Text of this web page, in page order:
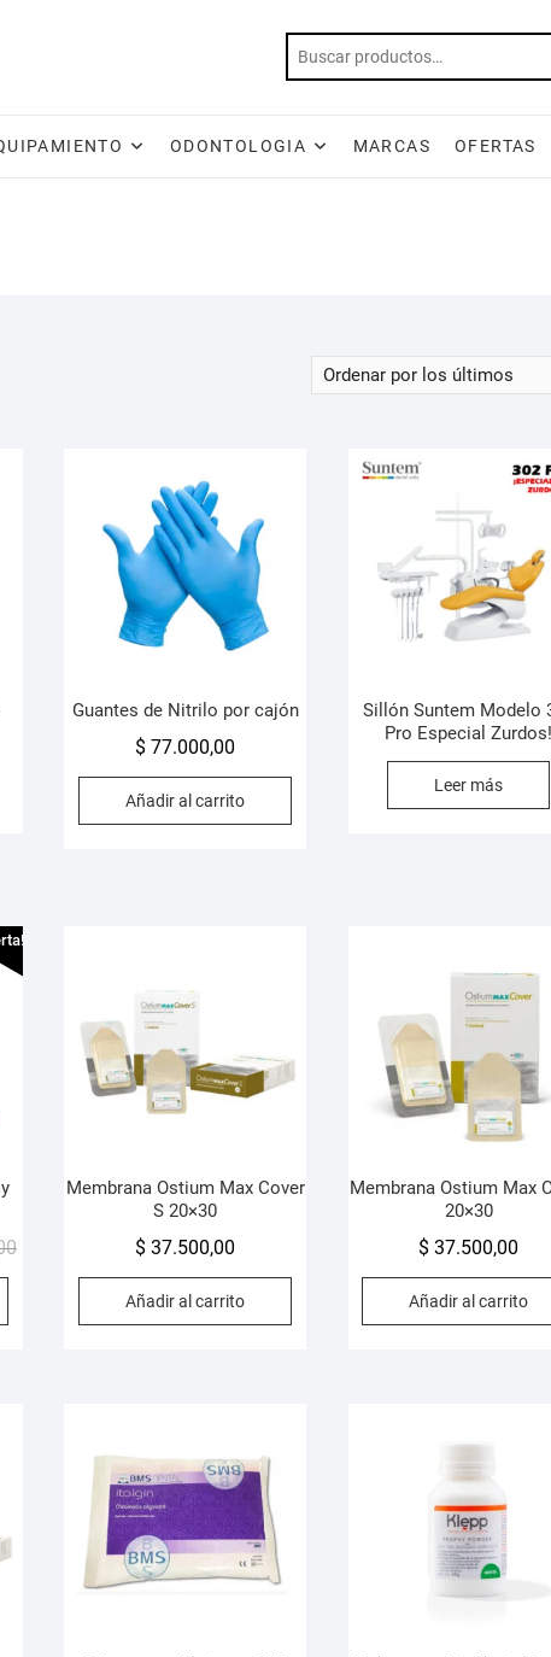
ODONTOLOGIA MARCAS OFERTAS
Guantes de Nitrilo por cajón
$ 77.000,00
Añadir al carrito
Sillón Suntem Modelo
Pro Especial
Leer más
ElEl
Membrana Ostium Max Cover
S 20×30
$ 37.500,00
Añadir al carrito
Membrana Ostium Max
20×30
$ 37.500,00
Añadir al carrito